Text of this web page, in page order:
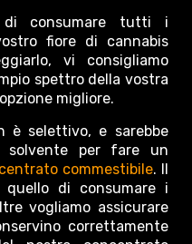
di consumare tutti i
fiore di cannabis
vi consigliamo
spettro della vostra
migliore.
è selettivo, e sarebbe
solvente per fare un
commestibile. Il
di consumare i
vogliamo assicurare
correttamente